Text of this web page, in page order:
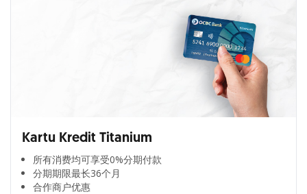
Kartu Kredit Titanium
所有消费均可享受0%分期付款​
分期期限最长36个月​
合作商户优惠​